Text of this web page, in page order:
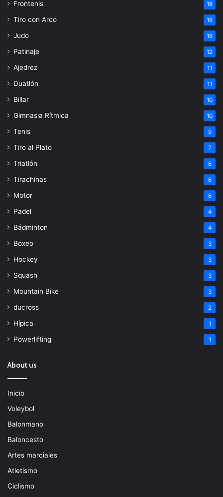
Frontenis 18
Tiro con Arco 16
Judo 16
Patinaje 12
Ajedrez 11
Duatlón 11
Billar 10
Gimnasia Rítmica 10
Tenis 9
Tiro al Plato 7
Triatlón 6
Tirachinas 6
Motor 6
Padel 4
Bádminton 4
Boxeo 3
Hockey 3
Squash 3
Mountain Bike 3
ducross 2
Hípica 1
Powerlifting 1
About us
Inicio
Voleybol
Balonmano
Baloncesto
Artes marciales
Atletismo
Ciclismo